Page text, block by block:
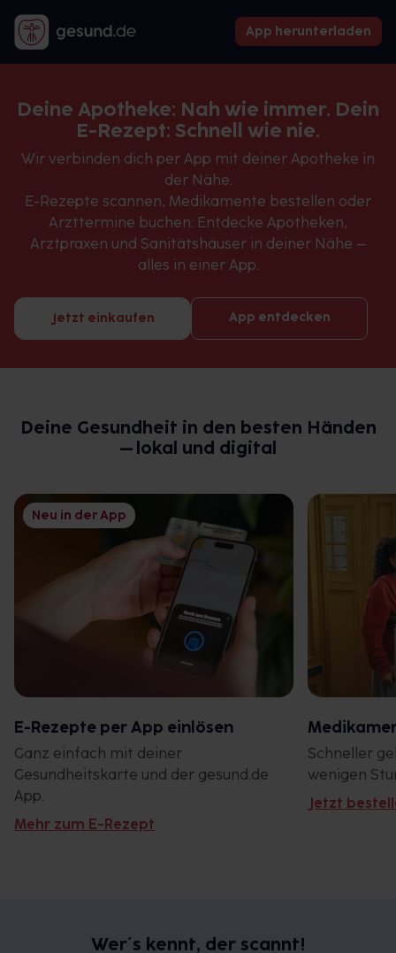
App herunterladen
Deine Apotheke: Nah wie immer. Dein
E-Rezept: Schnell wie nie.
Wir verbinden dich per App mit deiner Apotheke in
der Nähe.
E-Rezepte scannen, Medikamente bestellen oder
Arzttermine buchen: Entdecke Apotheken,
Arztpraxen und Sanitätshäuser in deiner Nähe –
alles in einer App.
Jetzt einkaufen App entdecken
Deine Gesundheit in den besten Händen
– lokal und digital
Neu in der App
E-Rezepte per App einlösen
Ganz einfach mit deiner
Gesundheitskarte und der gesund.de
App.
Mehr zum E-Rezept
Schneller
wenigen
Jetzt
Wer´s kennt, der scannt!